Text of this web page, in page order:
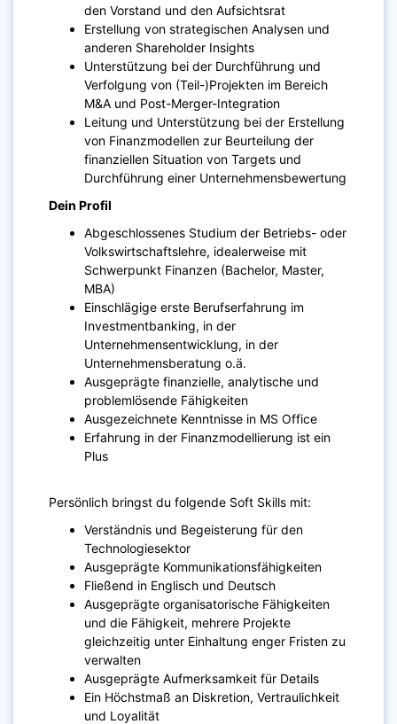
den Vorstand und den Aufsichtsrat
Erstellung von strategischen Analysen und
anderen Shareholder Insights
Unterstützung bei der Durchführung und
Verfolgung von (Teil-)Projekten im Bereich
M&A und Post-Merger-Integration
Leitung und Unterstützung bei der Erstellung
von Finanzmodellen zur Beurteilung der
finanziellen Situation von Targets und
Durchführung einer Unternehmensbewertung
Dein Profil
Abgeschlossenes Studium der Betriebs- oder
Volkswirtschaftslehre, idealerweise mit
Schwerpunkt Finanzen (Bachelor, Master,
MBA)
Einschlägige erste Berufserfahrung im
Investmentbanking, in der
Unternehmensentwicklung, in der
Unternehmensberatung o.ä.
Ausgeprägte finanzielle, analytische und
problemlösende Fähigkeiten
Ausgezeichnete Kenntnisse in MS Office
Erfahrung in der Finanzmodellierung ist ein
Plus
Persönlich bringst du folgende Soft Skills mit:
Verständnis und Begeisterung für den
Technologiesektor
Ausgeprägte Kommunikationsfähigkeiten
Fließend in Englisch und Deutsch
Ausgeprägte organisatorische Fähigkeiten
und die Fähigkeit, mehrere Projekte
gleichzeitig unter Einhaltung enger Fristen zu
verwalten
Ausgeprägte Aufmerksamkeit für Details
Ein Höchstmaß an Diskretion, Vertraulichkeit
und Loyalität